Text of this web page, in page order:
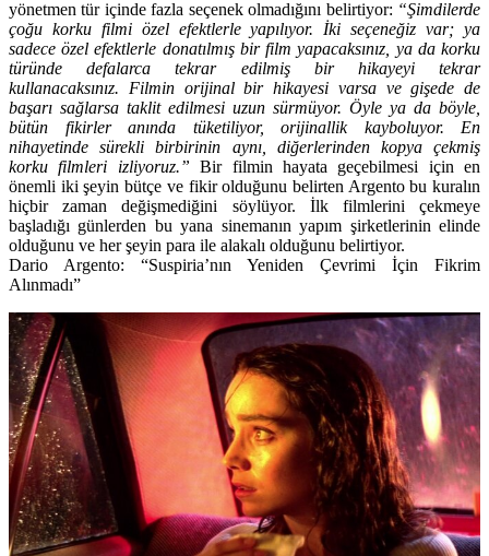
yönetmen tür içinde fazla seçenek olmadığını belirtiyor: “Şimdilerde
çoğu korku filmi özel efektlerle yapılıyor. İki seçeneğiz var; ya
sadece özel efektlerle donatılmış bir film yapacaksınız, ya da korku
türünde defalarca tekrar edilmiş bir hikayeyi tekrar
kullanacaksınız. Filmin orijinal bir hikayesi varsa ve gişede de
başarı sağlarsa taklit edilmesi uzun sürmüyor. Öyle ya da böyle,
bütün fikirler anında tüketiliyor, orijinallik kayboluyor. En
nihayetinde sürekli birbirinin aynı, diğerlerinden kopya çekmiş
korku filmleri izliyoruz.”Bir filmin hayata geçebilmesi için en
önemli iki şeyin bütçe ve fikir olduğunu belirten Argento bu kuralın
hiçbir zaman değişmediğini söylüyor. İlk filmlerini çekmeye
başladığı günlerden bu yana sinemanın yapım şirketlerinin elinde
olduğunu ve her şeyin para ile alakalı olduğunu belirtiyor.
Dario Argento: “Suspiria’nın Yeniden Çevrimi İçin Fikrim
Alınmadı”